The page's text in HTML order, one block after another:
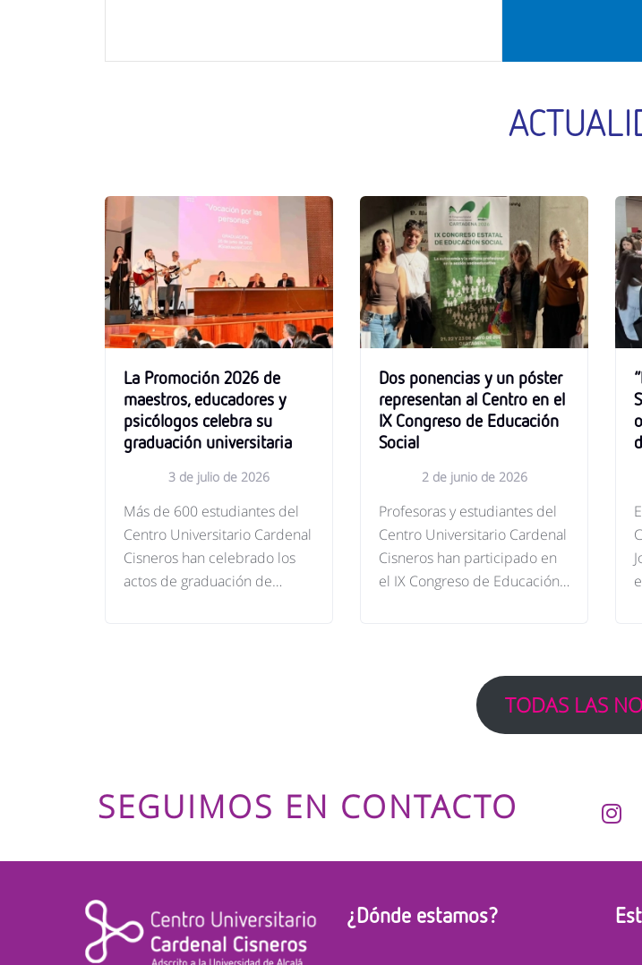
La Promoción 2026 de
maestros, educadores y
psicólogos celebra su
graduación universitaria
3 de julio de 2026
Más de 600 estudiantes del
Centro Universitario Cardenal
Cisneros han celebrado los
actos de graduación de…
Dos ponencias y un póster
representan al Centro en el
IX Congreso de Educación
Social
2 de junio de 2026
Profesoras y estudiantes del
Centro Universitario Cardenal
Cisneros han participado en
el IX Congreso de Educación…
TODAS LAS
SEGUIMOS EN CONTACTO
¿Dónde estamos?